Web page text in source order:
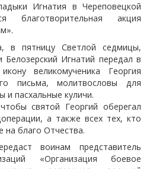
Игнатия в Череповецкой
благотворительная акция
в пятницу Светлой седмицы,
Белозерский Игнатий передал в
великомученика Георгия
письма, молитвословы для
и пасхальные куличи.
святой Георгий оберегал
а также всех тех, кто
на благо Отчества.
воинам представитель
«Организация боевое